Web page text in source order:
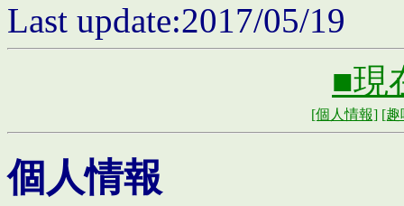
Last update:2017/05/19
■現
[個人情報] [趣
個人情報